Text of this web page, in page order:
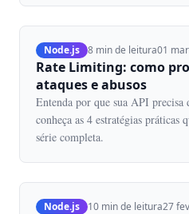
Node.js 8 min de leitura01
Rate Limiting: como
ataques e abusos
Entenda por que sua API precisa
conheça as 4 estratégias práticas
série completa.
Node.js 10 min de leitura27